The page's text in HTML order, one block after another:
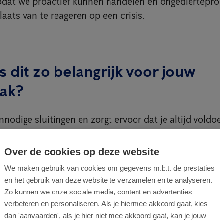
van te reageren op een crisis.
dit zo belangrijk voor jouw
sluitingen en zorgt ervoor dat je altijd
Bovendien geeft het je gemoedsrust, wetende dat
dat je handmatig inspecties hoeft te plannen.
artikel hier:Vorig jaar zijn 164 horecazaken
was voor de volksgezondheid, aantal in
Anticimex SMART jouw horecazaak kan helpen
Over de cookies op deze website
We maken gebruik van cookies om gegevens m.b.t. de prestaties
en het gebruik van deze website te verzamelen en te analyseren.
Zo kunnen we onze sociale media, content en advertenties
verbeteren en personaliseren. Als je hiermee akkoord gaat, kies
dan 'aanvaarden', als je hier niet mee akkoord gaat, kan je jouw